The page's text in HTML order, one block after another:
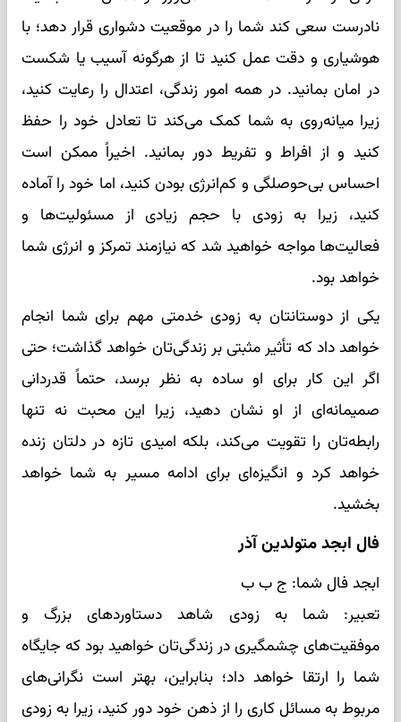
نادرست سعی کند شما را در موقعیت دشواری قرار دهد؛ با
هوشیاری و دقت عمل کنید تا از هرگونه آسیب یا شکست
در امان بمانید. در همه امور زندگی، اعتدال را رعایت کنید،
زیرا میانه‌روی به شما کمک می‌کند تا تعادل خود را حفظ
کنید و از افراط و تفریط دور بمانید. اخیراً ممکن است
احساس بی‌حوصلگی و کم‌انرژی بودن کنید، اما خود را آماده
کنید، زیرا به زودی با حجم زیادی از مسئولیت‌ها و
فعالیت‌ها مواجه خواهید شد که نیازمند تمرکز و انرژی شما
خواهد بود.
یکی از دوستانتان به زودی خدمتی مهم برای شما انجام
خواهد داد که تأثیر مثبتی بر زندگی‌تان خواهد گذاشت؛ حتی
اگر این کار برای او ساده به نظر برسد، حتماً قدردانی
صمیمانه‌ای از او نشان دهید، زیرا این محبت نه تنها
رابطه‌تان را تقویت می‌کند، بلکه امیدی تازه در دلتان زنده
خواهد کرد و انگیزه‌ای برای ادامه مسیر به شما خواهد
بخشید.
فال ابجد متولدین آذر
ابجد فال شما: ج ب ب
تعبیر: شما به زودی شاهد دستاوردهای بزرگ و
موفقیت‌های چشمگیری در زندگی‌تان خواهید بود که جایگاه
شما را ارتقا خواهد داد؛ بنابراین، بهتر است نگرانی‌های
مربوط به مسائل کاری را از ذهن خود دور کنید، زیرا به زودی